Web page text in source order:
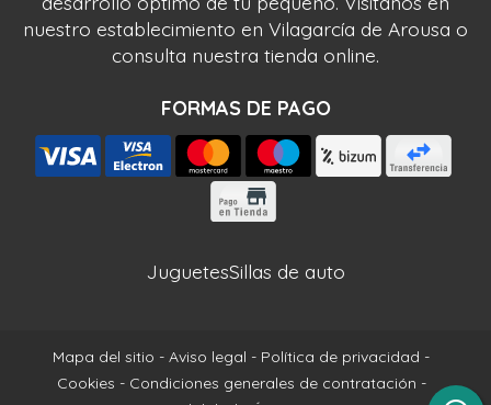
nuestro establecimiento en Vilagarcía de Arousa o
consulta nuestra tienda online.
FORMAS DE PAGO
JuguetesSillas de auto
Mapa del sitio - Aviso legal - Política de privacidad -
Cookies - Condiciones generales de contratación -